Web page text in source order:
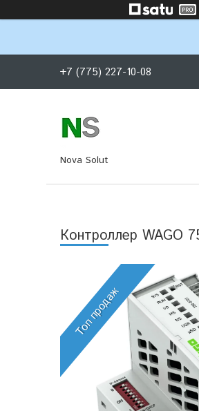
+7 (775) 227-10-08
Nova Solut
Контроллер WAGO
Топ продаж